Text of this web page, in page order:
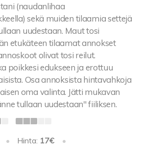
(naudanlihaa
sekä muiden tilaamia settejä
uudestaan. Maut tosi
etukäteen tilaamat annokset
olivat tosi reilut.
poikkesi edukseen ja erottuu
Osa annoksista hintavahkoja
oma valinta. Jätti mukavan
tullaan uudestaan" fiiliksen.
• Hinta: 17€
•